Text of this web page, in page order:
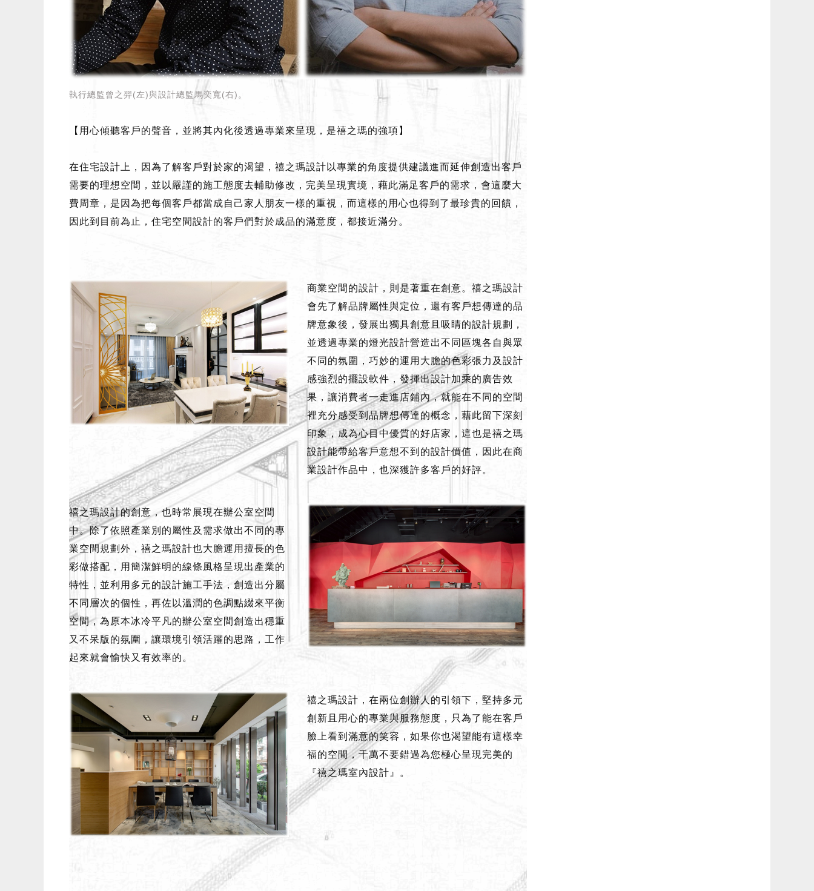
執行總監曾之羿(左)與設計總監馬奕寬(右)。
【用心傾聽客戶的聲音，並將其內化後透過專業來呈現，是禧之瑪的強項】
在住宅設計上，因為了解客戶對於家的渴望，禧之瑪設計以專業的角度提供建議進而延伸創造出客戶
需要的理想空間，並以嚴謹的施工態度去輔助修改，完美呈現實境，藉此滿足客戶的需求，會這麼大
費周章，是因為把每個客戶都當成自己家人朋友一樣的重視，而這樣的用心也得到了最珍貴的回饋，
因此到目前為止，住宅空間設計的客戶們對於成品的滿意度，都接近滿分。
商業空間的設計，則是著重在創意。禧之瑪設計
會先了解品牌屬性與定位，還有客戶想傳達的品
牌意象後，發展出獨具創意且吸睛的設計規劃，
並透過專業的燈光設計營造出不同區塊各自與眾
不同的氛圍，巧妙的運用大膽的色彩張力及設計
感強烈的擺設軟件，發揮出設計加乘的廣告效
果，讓消費者一走進店鋪內，就能在不同的空間
裡充分感受到品牌想傳達的概念，藉此留下深刻
印象，成為心目中優質的好店家，這也是禧之瑪
設計能帶給客戶意想不到的設計價值，因此在商
業設計作品中，也深獲許多客戶的好評。
禧之瑪設計的創意，也時常展現在辦公室空間
中。除了依照產業別的屬性及需求做出不同的專
業空間規劃外，禧之瑪設計也大膽運用擅長的色
彩做搭配，用簡潔鮮明的線條風格呈現出產業的
特性，並利用多元的設計施工手法，創造出分屬
不同層次的個性，再佐以溫潤的色調點綴來平衡
空間，為原本冰冷平凡的辦公室空間創造出穩重
又不呆版的氛圍，讓環境引領活躍的思路，工作
起來就會愉快又有效率的。
禧之瑪設計，在兩位創辦人的引領下，堅持多元
創新且用心的專業與服務態度，只為了能在客戶
臉上看到滿意的笑容，如果你也渴望能有這樣幸
福的空間，千萬不要錯過為您極心呈現完美的
『禧之瑪室內設計』。